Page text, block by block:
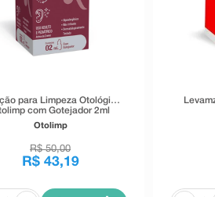
para Limpeza Otológica
com Gotejador 2ml
Otolimp
R$ 50,00
R$ 43,19